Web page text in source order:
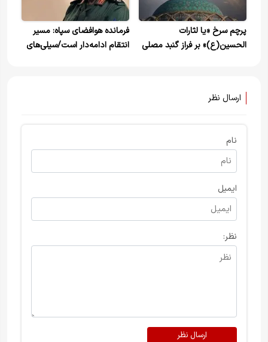
پرچم سرخ «یا لثارات
الحسین(ع)» بر فراز گنبد مصلی
فرمانده هوافضای سپاه: مسیر
انتقام ادامه‌دار است/سیلی‌های
ارسال نظر
نام
ایمیل
نظر:
ارسال نظر